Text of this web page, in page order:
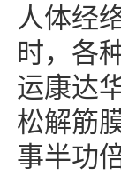
人体经
时，各
运康达
松解筋
事半功